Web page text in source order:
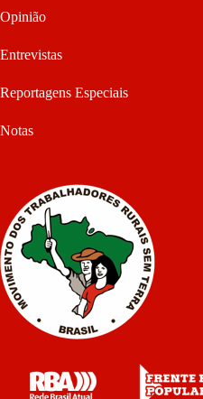
Opinião
Entrevistas
Reportagens Especiais
Notas